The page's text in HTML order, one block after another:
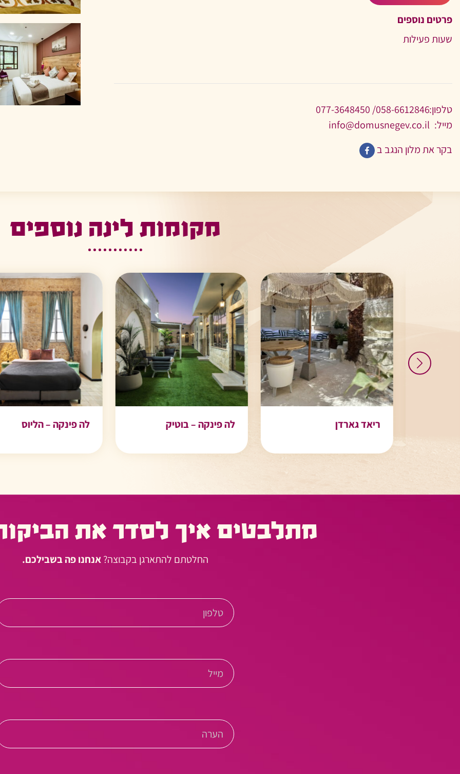
פרטים נוספים
שעות פעילות
טלפון:058-6612846/ 077-3648450
מייל: info@domusnegev.co.il
בקר את מלון הנגב ב
מקומות לינה נוספים
ריאד גארדן לה פינקה – בוטיק לה פינקה – הליוס
מתלבטים איך לסדר את
החלטתם להתארגן בקבוצה?אנחנו פה בשבילכם.